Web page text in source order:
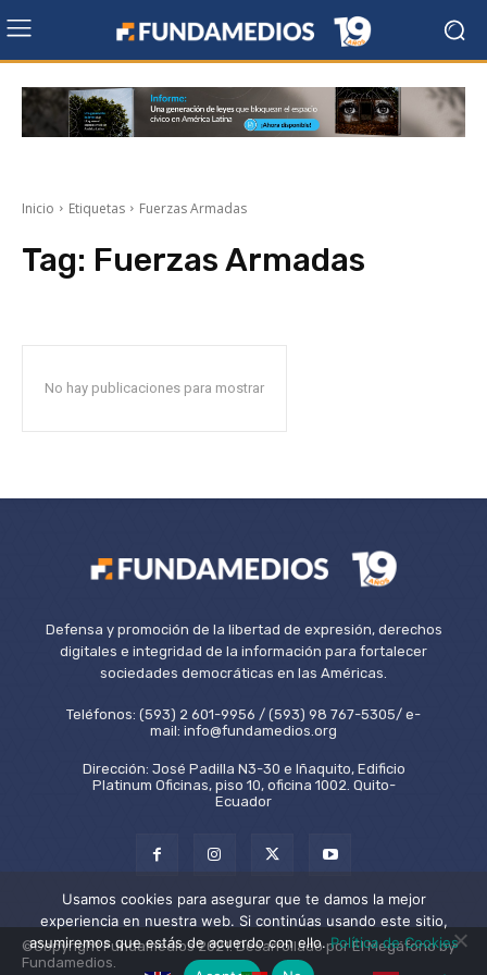
Inicio Etiquetas Fuerzas Armadas
Tag: Fuerzas Armadas
No hay publicaciones para mostrar
Defensa y promoción de la libertad de expresión, derechos
digitales e integridad de la información para fortalecer
sociedades democráticas en las Américas.
Teléfonos: (593) 2 601-9956 / (593) 98 767-5305/ e-
mail: info@fundamedios.org
Dirección: José Padilla N3-30 e Iñaquito, Edificio
Platinum Oficinas, piso 10, oficina 1002. Quito-
Ecuador
©Copyright Fundamedios 2021. Desarrollado por El Megáfono by
Fundamedios.
Usamos cookies para asegurar que te damos la mejor
experiencia en nuestra web. Si continúas usando este sitio,
asumiremos que estás de acuerdo con ello.Política de Cookies